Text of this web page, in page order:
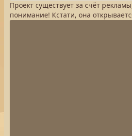
Проект существует за счёт
понимание! Кстати, она